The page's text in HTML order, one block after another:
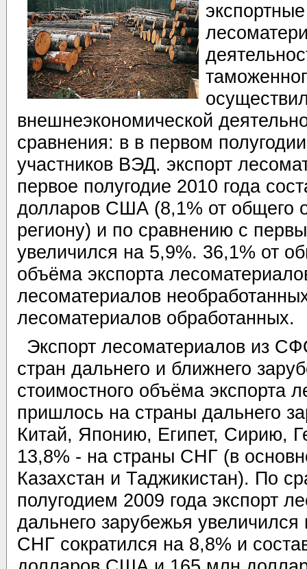
внешнеэкономической
сравнения: в в первом
участников ВЭД. экспорт
первое полугодие 2010 года
долларов США (8,1% от общего
региону) и по сравнению с
увеличился на 5,9%. 36,1% от
объёма экспорта
лесоматериалов
лесоматериалов обработанных.
Экспорт лесоматериалов из
стран дальнего и ближнего
стоимостного объёма экспорта
пришлось на страны дальнего
Китай, Японию, Египет, Сирию,
13,8% - на страны СНГ (в
Казахстан и Таджикистан). По
полугодием 2009 года экспорт
дальнего зарубежья
СНГ сократился на 8,8% и